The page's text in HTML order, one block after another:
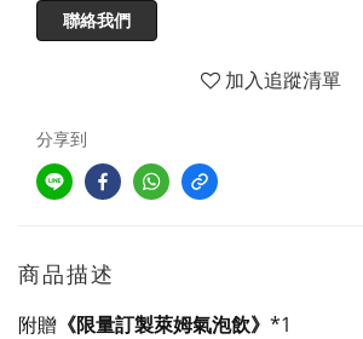
聯絡我們
加入追蹤清單
分享到
商品描述
附贈 《限量訂製萊姆氣泡飲》 *1